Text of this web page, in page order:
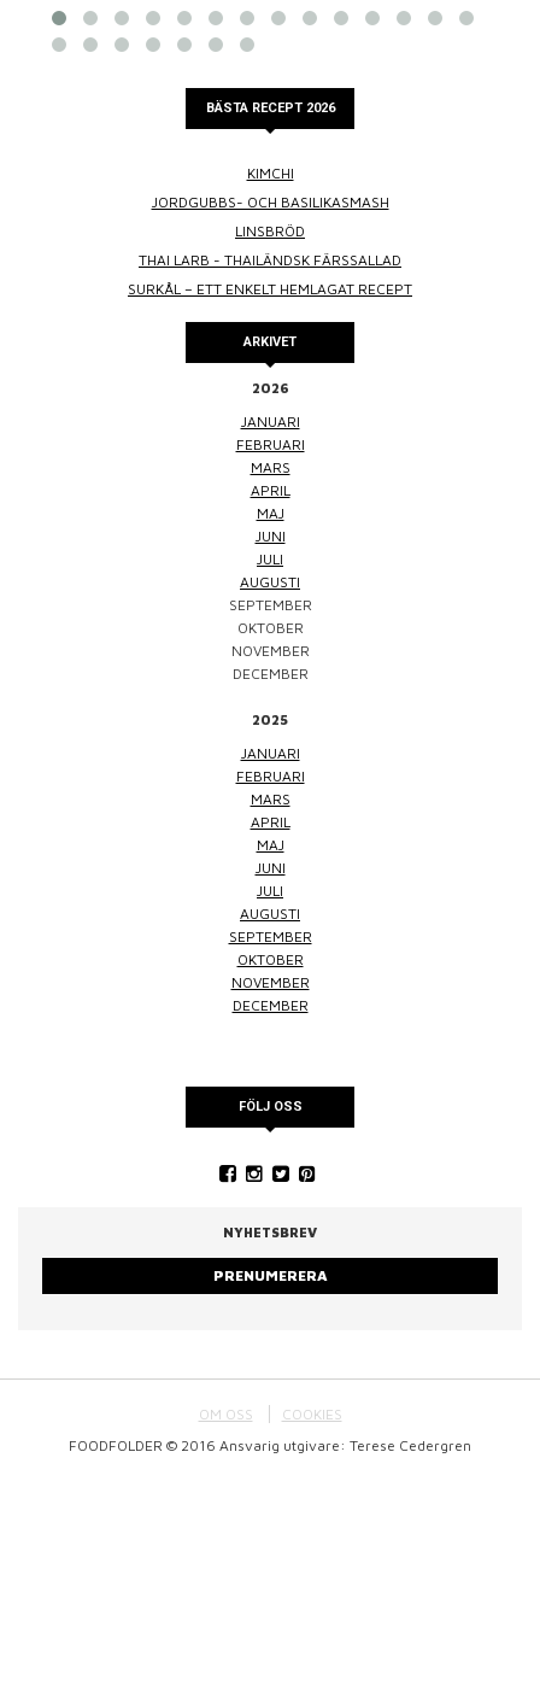
BÄSTA RECEPT 2026
KIMCHI
JORDGUBBS- OCH BASILIKASMASH
LINSBRÖD
THAI LARB - THAILÄNDSK FÄRSSALLAD
SURKÅL – ETT ENKELT HEMLAGAT RECEPT
ARKIVET
2026
JANUARI
FEBRUARI
MARS
APRIL
MAJ
JUNI
JULI
AUGUSTI
SEPTEMBER
OKTOBER
NOVEMBER
DECEMBER
2025
JANUARI
FEBRUARI
MARS
APRIL
MAJ
JUNI
JULI
AUGUSTI
SEPTEMBER
OKTOBER
NOVEMBER
DECEMBER
FÖLJ OSS
NYHETSBREV
PRENUMERERA
OM OSS
COOKIES
FOODFOLDER © 2016 Ansvarig utgivare: Terese Cedergren